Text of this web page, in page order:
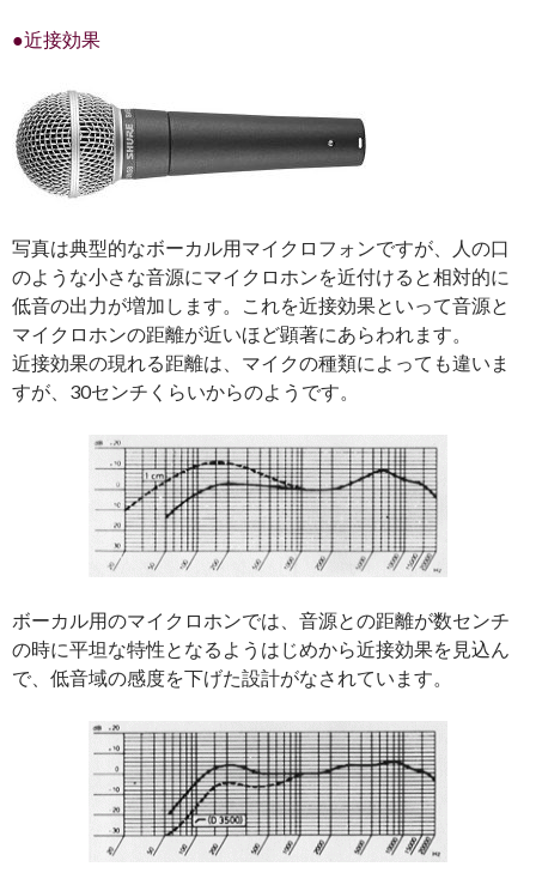
●近接効果
写真は典型的なボーカル用マイクロフォンですが、人の口
のような小さな音源にマイクロホンを近付けると相対的に
低音の出力が増加します。これを近接効果といって音源と
マイクロホンの距離が近いほど顕著にあらわれます。
近接効果の現れる距離は、マイクの種類によっても違いま
すが、30センチくらいからのようです。
ボーカル用のマイクロホンでは、音源との距離が数センチ
の時に平坦な特性となるようはじめから近接効果を見込ん
で、低音域の感度を下げた設計がなされています。